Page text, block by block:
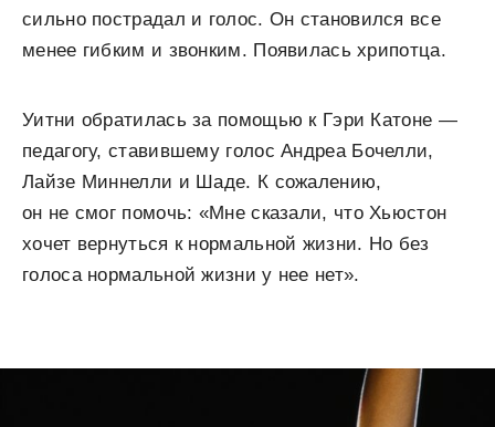
сильно пострадал и голос. Он становился все
менее гибким и звонким. Появилась хрипотца.
Уитни обратилась за помощью к Гэри Катоне —
педагогу, ставившему голос Андреа Бочелли,
Лайзе Миннелли и Шаде. К сожалению,
он не смог помочь: «Мне сказали, что Хьюстон
хочет вернуться к нормальной жизни. Но без
голоса нормальной жизни у нее нет».